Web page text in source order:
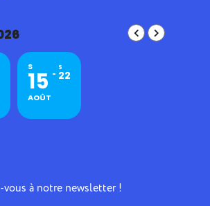
S
15
AOÛT
S
22
vous à notre newsletter !